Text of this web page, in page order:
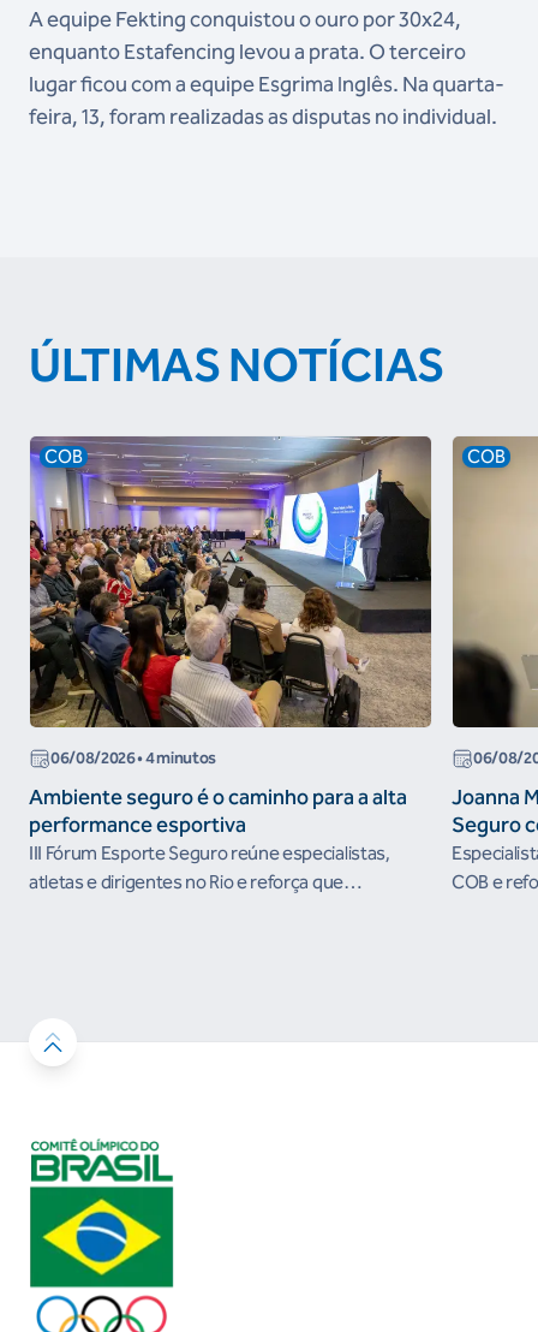
A equipe Fekting conquistou o ouro por 30x24,
enquanto Estafencing levou a prata. O terceiro
lugar ficou com a equipe Esgrima Inglês. Na quarta-
feira, 13, foram realizadas as disputas no individual.
ÚLTIMAS NOTÍCIAS
COB
06/08/2026• 4 minutos
Ambiente seguro é o caminho para a alta
performance esportiva
III Fórum Esporte Seguro reúne especialistas,
atletas e dirigentes no Rio e reforça que
COB
06/08/
Joanna
Seguro
COB e